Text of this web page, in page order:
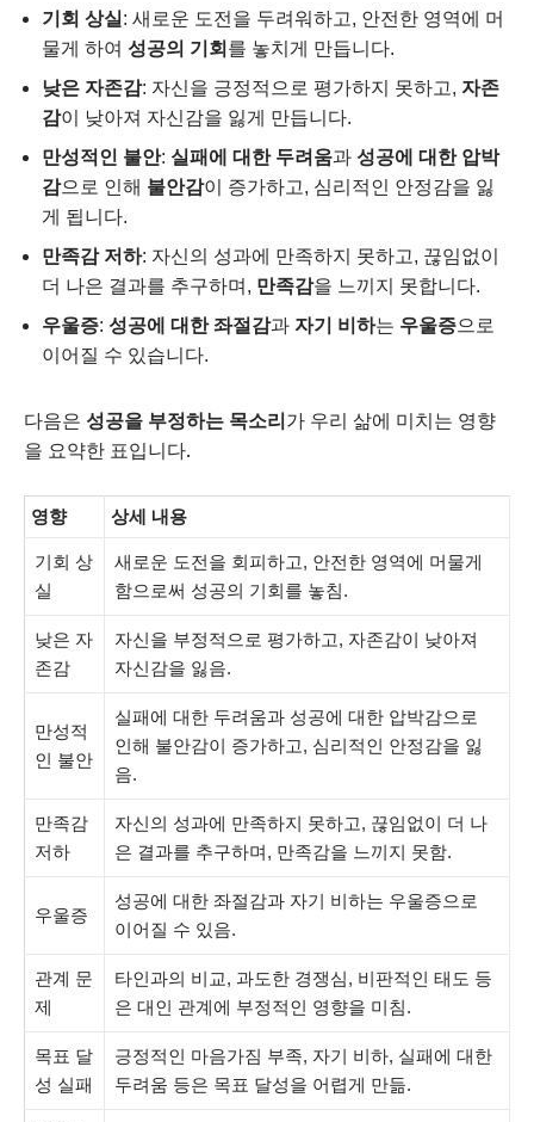
기회 상실 : 새로운 도전을 두려워하고, 안전한 영역에 머
물게 하여 성공의 기회 를 놓치게 만듭니다.
낮은 자존감: 자신을 긍정적으로 평가하지 못하고, 자존
감이 낮아져 자신감을 잃게 만듭니다.
만성적인 불안: 실패에 대한 두려움과 성공에 대한 압박
감으로 인해 불안감이 증가하고, 심리적인 안정감을 잃
게 됩니다.
만족감 저하: 자신의 성과에 만족하지 못하고, 끊임없이
더 나은 결과를 추구하며, 만족감을 느끼지 못합니다.
우울증: 성공에 대한 좌절감과 자기 비하는 우울증으로
이어질 수 있습니다.
다음은 성공을 부정하는 목소리가 우리 삶에 미치는 영향
을 요약한 표입니다.
영향 상세 내용
기회 상
실
새로운 도전을 회피하고, 안전한 영역에 머물게
함으로써 성공의 기회를 놓침.
낮은 자
존감
자신을 부정적으로 평가하고, 자존감이 낮아져
자신감을 잃음.
만성적
인 불안
실패에 대한 두려움과 성공에 대한 압박감으로
인해 불안감이 증가하고, 심리적인 안정감을 잃
음.
만족감
저하
자신의 성과에 만족하지 못하고, 끊임없이 더 나
은 결과를 추구하며, 만족감을 느끼지 못함.
우울증
성공에 대한 좌절감과 자기 비하는 우울증으로
이어질 수 있음.
관계 문
제
타인과의 비교, 과도한 경쟁심, 비판적인 태도 등
은 대인 관계에 부정적인 영향을 미침.
목표 달
성 실패
긍정적인 마음가짐 부족, 자기 비하, 실패에 대한
두려움 등은 목표 달성을 어렵게 만듦.